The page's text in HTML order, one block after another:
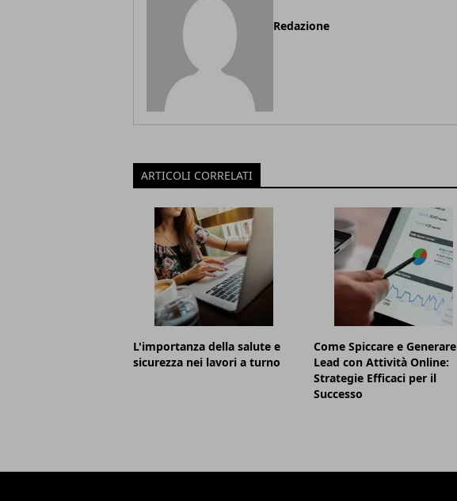
Redazione
ARTICOLI CORRELATI
L'importanza della salute e
sicurezza nei lavori a turno
Come Spiccare e Generare
Lead con Attività Online:
Strategie Efficaci per il
Successo